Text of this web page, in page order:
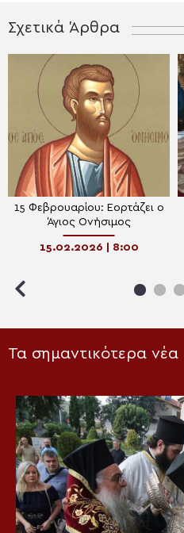
Σχετικά Άρθρα
15 Φεβρουαρίου: Εορτάζει ο
Άγιος Ονήσιμος
15.02.2026 | 8:00
Τα σημαντικότερα νέα